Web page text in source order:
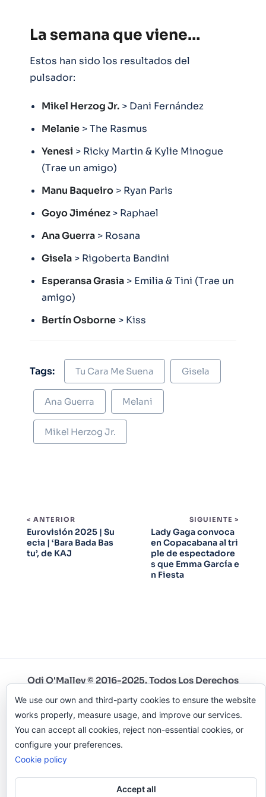
La semana que viene…
Estos han sido los resultados del
pulsador:
Mikel Herzog Jr. > Dani Fernández
Melanie > The Rasmus
Yenesi > Ricky Martin & Kylie Minogue
(Trae un amigo)
Manu Baqueiro > Ryan Paris
Goyo Jiménez> Raphael
Ana Guerra > Rosana
Gisela > Rigoberta Bandini
Esperansa Grasia > Emilia & Tini (Trae un
amigo)
Bertín Osborne > Kiss
Tags: Tu Cara Me Suena Gisela
Ana Guerra Melani
Mikel Herzog Jr.
< ANTERIOR
Eurovisión 2025 | Su
ecia | ‘Bara Bada Bas
tu’, de KAJ
SIGUIENTE >
Lady Gaga convoca
en Copacabana al tri
ple de espectadore
s que Emma García e
n Fiesta
Odi O'Malley © 2016-2025. Todos Los Derechos
Reservados.
We use our own and third-party cookies to ensure the website
works properly, measure usage, and improve our services.
You can accept all cookies, reject non-essential cookies, or
configure your preferences.
Cookie policy
Accept all